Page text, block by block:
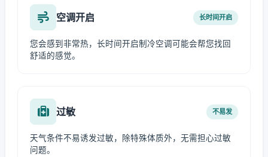
空调开启 长时间开启
您会感到非常热，长时间开启制冷空调可能会帮您找回
舒适的感觉。
过敏 不易发
天气条件不易诱发过敏，除特殊体质外，无需担心过敏
问题。